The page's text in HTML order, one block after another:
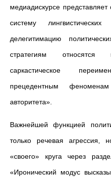
медиадискурсе
систему
делегитимацию
стратегиям относятся
саркастическое
прецедентным
авторитета».
Важнейшей функцией
только речевая агрессия,
«своего» круга через
«Иронический модус